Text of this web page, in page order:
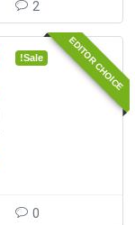
2
EDITOR CHOICE
Sale!
0